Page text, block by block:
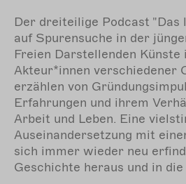
Der dreiteilige Podcast "Das
auf Spurensuche in der
Freien Darstellenden Künste
Akteur*innen verschiedener
erzählen von
Erfahrungen und ihrem
Arbeit und Leben. Eine
Auseinandersetzung mit
sich immer wieder neu
Geschichte heraus und in